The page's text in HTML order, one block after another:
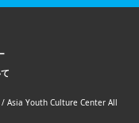
Asia Youth Culture Center All